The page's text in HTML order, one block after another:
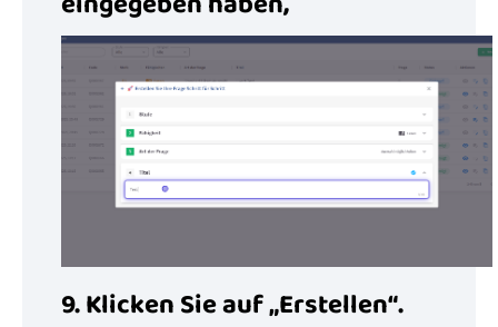
9. Klicken Sie auf „Erstellen“.